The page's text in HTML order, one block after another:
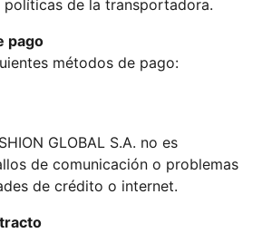
de la transportadora.
pago
métodos de pago:
GLOBAL S.A. no es
de comunicación o problemas
de crédito o internet.